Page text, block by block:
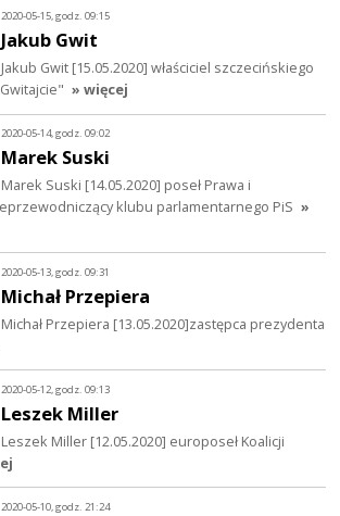
2020-05-15, godz. 09:15
Jakub Gwit
Jakub Gwit [15.05.2020] właściciel szczecińskiego
» więcej
2020-05-14, godz. 09:02
Marek Suski
Marek Suski [14.05.2020] poseł Prawa i
klubu parlamentarnego PiS »
2020-05-13, godz. 09:31
Michał Przepiera
Michał Przepiera [13.05.2020]zastępca prezydenta
2020-05-12, godz. 09:13
Leszek Miller
Leszek Miller [12.05.2020] europoseł Koalicji
2020-05-10, godz. 21:24